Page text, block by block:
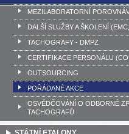
MEZILABORATORNÍ
DALŠÍ SLUŽBY A ŠKOLENÍ
TACHOGRAFY - DMPZ
CERTIFIKACE PERSONÁLU
OUTSOURCING
POŘÁDANÉ AKCE
OSVĚDČOVÁNÍ O ODBORNÉ
TACHOGRAFŮ